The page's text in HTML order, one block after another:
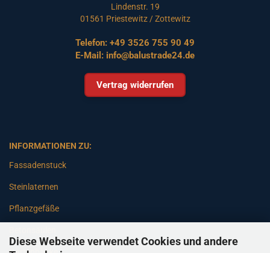
Diese Webseite verwendet Cookies und andere
Lindenstr. 19
01561 Priestewitz / Zottewitz
Telefon: +49 3526 755 90 49
E-Mail: info@balustrade24.de
Vertrag widerrufen
INFORMATIONEN ZU:
Fassadenstuck
Steinlaternen
Pflanzgefäße